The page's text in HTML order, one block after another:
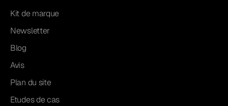
Kit de marque
Newsletter
Blog
Avis
Plan du site
Etudes de cas